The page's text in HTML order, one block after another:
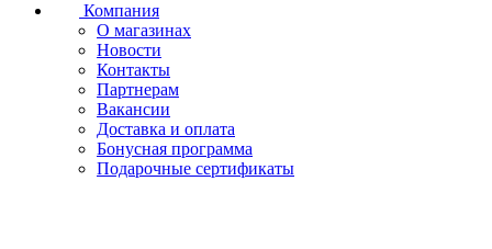
Компания
О магазинах
Новости
Контакты
Партнерам
Вакансии
Доставка и оплата
Бонусная программа
Подарочные сертификаты